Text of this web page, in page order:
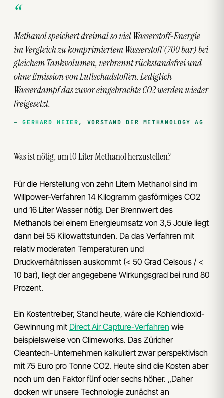
Methanol speichert dreimal so viel Wasserstoff-Energie
im Vergleich zu komprimiertem Wasserstoff (700 bar) bei
gleichem Tankvolumen, verbrennt rückstandsfrei und
ohne Emission von Luftschadstoffen. Lediglich
Wasserdampf das zuvor eingebrachte CO2 werden wieder
freigesetzt.
GERHARD MEIER , VORSTAND DER METHANOLOGY AG
Was ist nötig, um 10 Liter Methanol herzustellen?
Für die Herstellung von zehn Litern Methanol sind im
Willpower-Verfahren 14 Kilogramm gasförmiges CO2
und 16 Liter Wasser nötig. Der Brennwert des
Methanols bei einem Energieumsatz von 3,5 Joule liegt
dann bei 55 Kilowattstunden. Da das Verfahren mit
relativ moderaten Temperaturen und
Druckverhältnissen auskommt (< 50 Grad Celsous / <
10 bar), liegt der angegebene Wirkungsgrad bei rund 80
Prozent.
Ein Kostentreiber, Stand heute, wäre die Kohlendioxid-
Gewinnung mit Direct Air Capture-Verfahren wie
beispielsweise von Climeworks. Das Züricher
Cleantech-Unternehmen kalkuliert zwar perspektivisch
mit 75 Euro pro Tonne CO2. Heute sind die Kosten aber
noch um den Faktor fünf oder sechs höher. „Daher
docken wir unsere Technologie zunächst an